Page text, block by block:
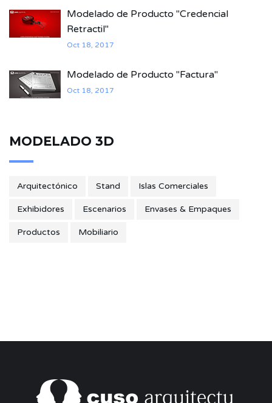
Modelado de Producto "Credencial
Retractil"
Oct 18, 2017
Modelado de Producto "Factura"
Oct 18, 2017
MODELADO 3D
Arquitectónico Stand Islas Comerciales
Exhibidores Escenarios Envases & Empaques
Productos Mobiliario